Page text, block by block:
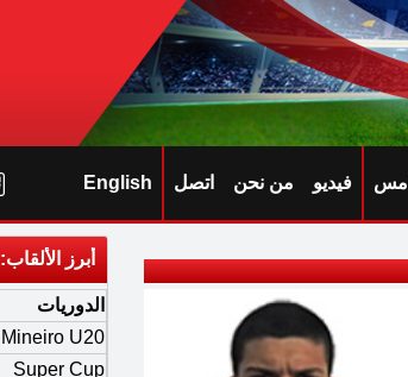
أمس فيديو من نحن اتصل English
أبرز الألقاب:
الدوريات
Mineiro U20
Super Cup